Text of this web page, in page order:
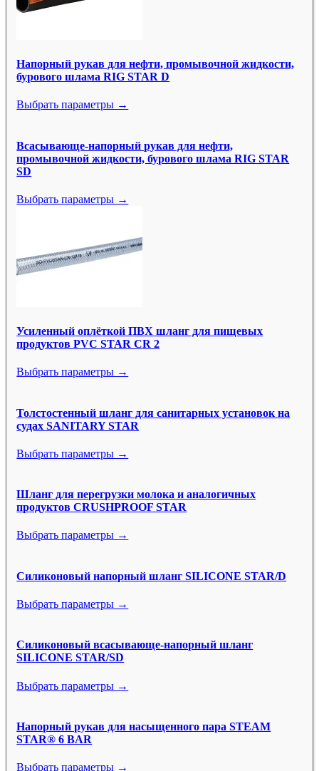
Напорный рукав для нефти, промывочной жидкости,
бурового шлама RIG STAR D
Выбрать параметры →
Всасывающе-напорный рукав для нефти,
промывочной жидкости, бурового шлама RIG STAR
SD
Выбрать параметры →
Усиленный оплёткой ПВХ шланг для пищевых
продуктов PVC STAR CR 2
Выбрать параметры →
Толстостенный шланг для санитарных установок на
судах SANITARY STAR
Выбрать параметры →
Шланг для перегрузки молока и аналогичных
продуктов CRUSHPROOF STAR
Выбрать параметры →
Силиконовый напорный шланг SILICONE STAR/D
Выбрать параметры →
Силиконовый всасывающе-напорный шланг
SILICONE STAR/SD
Выбрать параметры →
Напорный рукав для насыщенного пара STEAM
STAR® 6 BAR
Выбрать параметры →